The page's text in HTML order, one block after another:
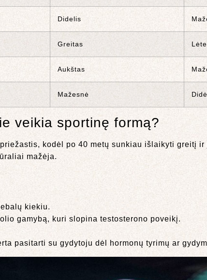
Didelis
Greitas
Aukštas
Mažesnė
veikia sportinę formą?
kodėl po 40 metų sunkiau išlaikyti greitį ir
mažėja.
kiekiu.
gamybą, kuri slopina testosterono poveikį.
pasitarti su gydytoju dėl hormonų tyrimų ar